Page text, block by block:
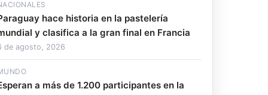
hace historia en la pastelería
y clasifica a la gran final en Francia
de agosto, 2026
a más de 1.200 participantes en la